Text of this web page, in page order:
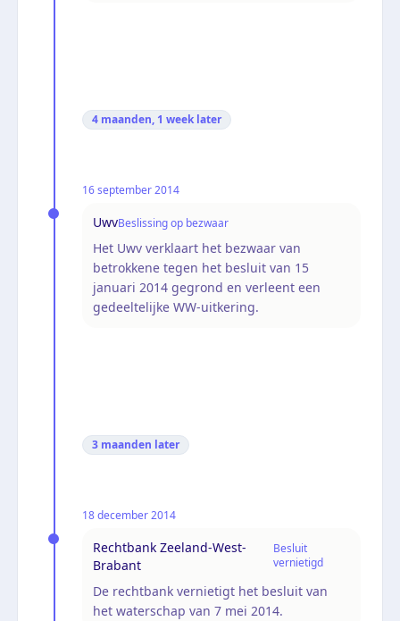
4 maanden, 1 week later
16 september 2014
UwvBeslissing op bezwaar
Het Uwv verklaart het bezwaar van
betrokkene tegen het besluit van 15
januari 2014 gegrond en verleent een
gedeeltelijke WW-uitkering.
3 maanden later
18 december 2014
Rechtbank Zeeland-West-
Brabant
Besluit
vernietigd
De rechtbank vernietigt het besluit van
het waterschap van 7 mei 2014.